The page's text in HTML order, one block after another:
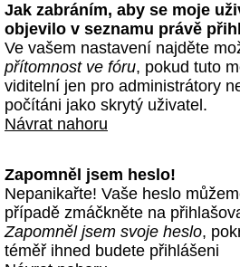
Jak zabráním, aby se moje
objevilo v seznamu právě
Ve vašem nastavení najděte
přítomnost ve fóru, pokud tuto
viditelní jen pro administrátory
počítáni jako skrytý uživatel.
Návrat nahoru
Zapomněl jsem heslo!
Nepanikařte! Vaše heslo
případě zmáčkněte na
Zapomněl jsem svoje heslo,
téměř ihned budete přihlášeni